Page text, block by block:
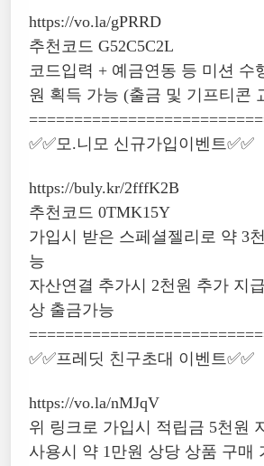
https://vo.la/gPRRD
추천코드 G52C5C2L
코드입력 + 예금연동 등 미션 수
원 획득 가능 (출금 및 기프티콘
✅✅모.니모 신규가입이벤트✅✅
https://buly.kr/2fffK2B
추천코드 0TMK15Y
가입시 받은 스페셜젤리로 약 3
능
자산연결 추가시 2천원 추가 지
상 출금가능
✅✅프레딧 친구초대 이벤트✅✅
https://vo.la/nMJqV
위 링크로 가입시 적립금 5천원
사용시 약 1만원 상당 상품 구매